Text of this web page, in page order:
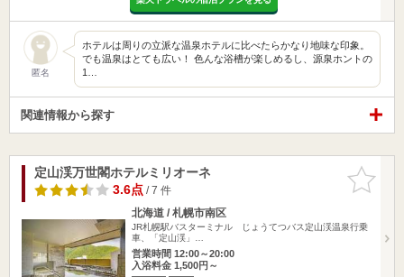
匿名
ホテルは周りの立派な温泉ホテルに比べたらかなり地味な印象。
でも温泉はとても広い！ 色んな浴槽が楽しめるし、源泉ホントの
1…
関連情報から探す
お気に入
りに追加
定山渓万世閣ホテルミリオーネ
3.6点/ 7 件
北海道 / 札幌市南区
JR札幌駅バスターミナル じょうてつバス定山渓温泉行乗
車、「定山渓」…
営業時間 12:00～20:00
入浴料金 1,500円～